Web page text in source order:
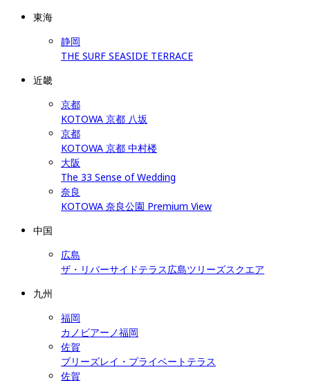
東海
静岡
THE SURF SEASIDE TERRACE
近畿
京都
KOTOWA 京都 八坂
京都
KOTOWA 京都 中村楼
大阪
The 33 Sense of Wedding
奈良
KOTOWA 奈良公園 Premium View
中国
広島
ザ・リバーサイドテラス広島ツリーズスクエア
九州
福岡
カノビアーノ福岡
佐賀
ブリーズレイ・プライベートテラス
佐賀